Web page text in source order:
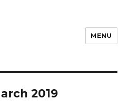
MENU
2019